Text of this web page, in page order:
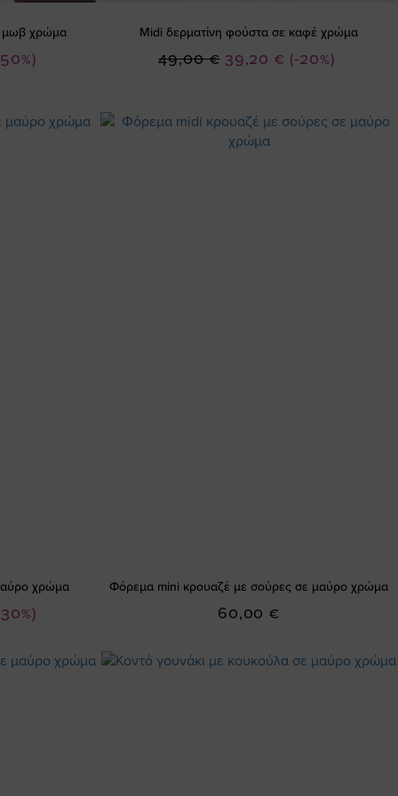
μωβ χρώμα Midi δερματίνη φούστα σε καφέ χρώμα
(-20%)
Ειδική
39,20 €
49,00 €
χρώμα Φόρεμα mini κρουαζέ με σούρες σε μαύρο χρώμα
60,00 €